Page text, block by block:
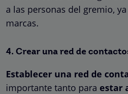
a las personas del gremio,
marcas.
4. Crear una red de
Establecer una red de
importante tanto para estar